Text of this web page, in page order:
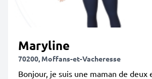
Maryline
70200, Moffans-et-Vacheresse
Bonjour, je suis une maman de deux